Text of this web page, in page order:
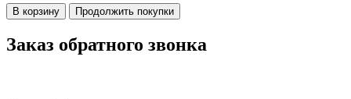
В корзину Продолжить покупки
Заказ обратного звонка